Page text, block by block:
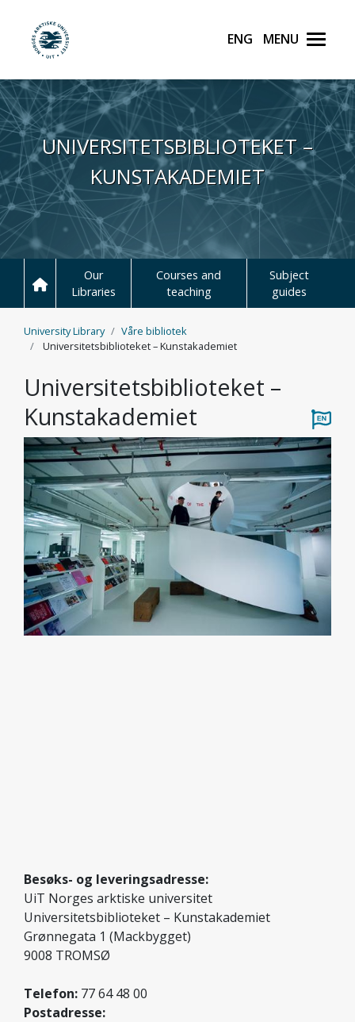
Hopp til hovedinnhold
UiT Norges arktiske
English Meny
UNIVERSITETSBIBLIOTEKET –
KUNSTAKADEMIET
Our
Libraries
Courses and
teaching
Subject
guides
University Library
Våre bibliotek
Universitetsbiblioteket – Kunstakademiet
Universitetsbiblioteket –
Kunstakademiet
Besøks- og leveringsadresse:
UiT Norges arktiske universitet
Universitetsbiblioteket – Kunstakademiet
Grønnegata 1 (Mackbygget)
9008 TROMSØ
Telefon: 77 64 48 00
Postadresse: